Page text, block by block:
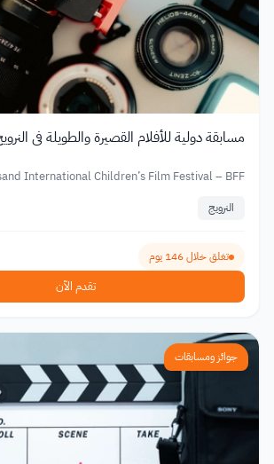
مسابقة دولية للأفلام القصيرة والطويلة في النرويج
International Children’s Film Festival – BFF
النرويج
تغلق خلال 146 يوم
تقدم الآن
جوائز ومسابقات